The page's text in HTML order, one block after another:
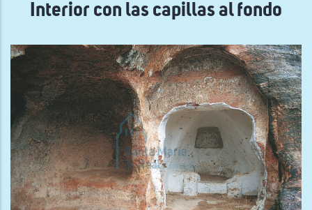
Interior con las capillas al fondo